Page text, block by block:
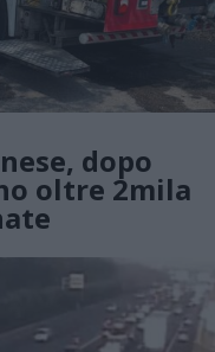
dopo
oltre 2mila